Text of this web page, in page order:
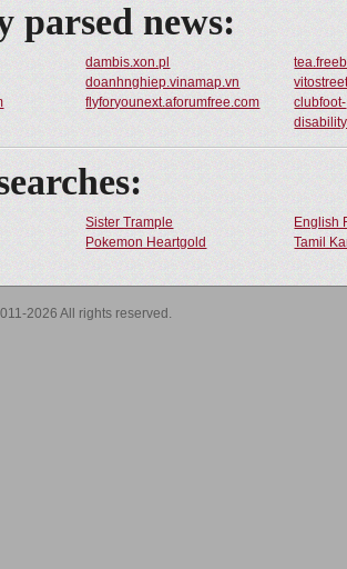
parsed news:
dambis.xon.pl
doanhnghiep.vinamap.vn
flyforyounext.aforumfree.com
clubfoot-
Sister Trample
English
Pokemon Heartgold Tamil
2026 All rights reserved.